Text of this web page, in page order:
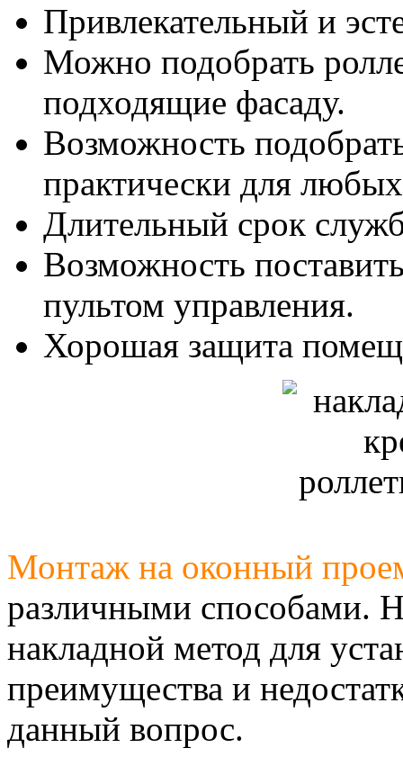
Привлекательный и
Можно подобрать
подходящие фасаду.
Возможность
практически для
Длительный срок
Возможность
пультом управления.
Хорошая защита
Монтаж на оконный
различными способами.
накладной метод для
преимущества и
данный вопрос.